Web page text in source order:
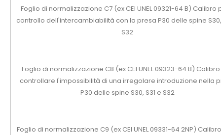
Foglio di normalizzazione C7 (ex CEI UNEL 09321-64 B) Calibro
controllo dell'intercambiabilità con la presa P30 delle spine S30,
S32
Foglio di normalizzazione C8 (ex CEI UNEL 09323-64 B)
controllare l'impossibilità di una irregolare introduzione nella
P30 delle spine S30, S31 e S32
Foglio di normalizzazione C9 (ex CEI UNEL 09331-64 2NP)